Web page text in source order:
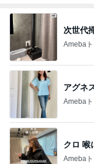
次世代
Ameba
アグネ
Ameba
クロ 喉
Ameba